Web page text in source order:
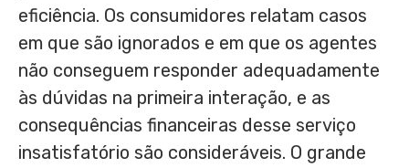
eficiência. Os consumidores relatam casos
em que são ignorados e em que os agentes
não conseguem responder adequadamente
às dúvidas na primeira interação, e as
consequências financeiras desse serviço
insatisfatório são consideráveis. O grande